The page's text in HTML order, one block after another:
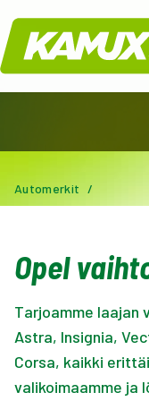
Kamux
Automerkit /
Opel
Tarjoamme laajan
Astra, Insignia,
Corsa, kaikki
valikoimaamme ja